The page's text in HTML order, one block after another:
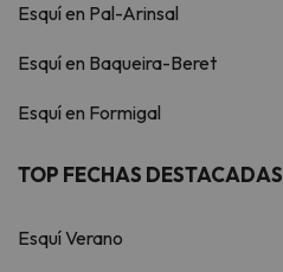
Esquí en Pal-Arinsal
Esquí en Baqueira-Beret
Esquí en Formigal
TOP FECHAS DESTACADAS
Esquí Verano